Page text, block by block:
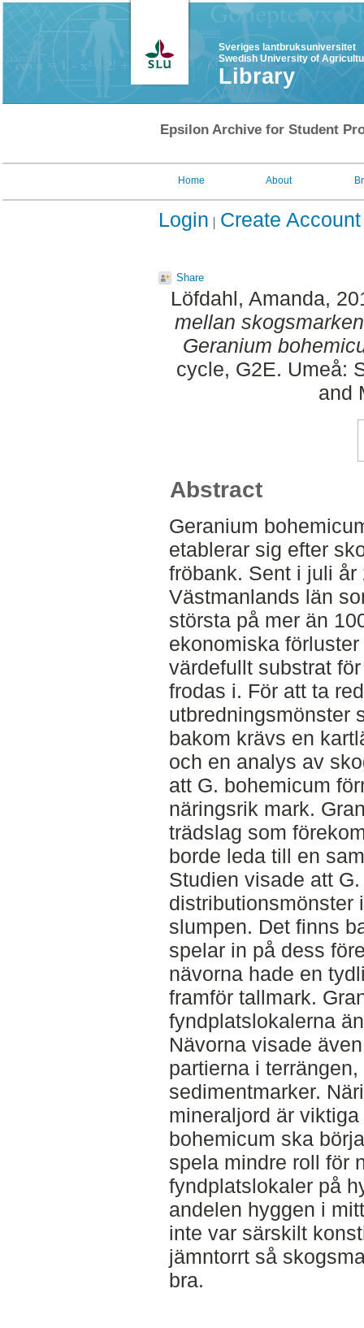
Sveriges lantbruksuniversitet
Swedish University of
Library
Epsilon Archive for Student
Home About
Login Create Account
Share
Löfdahl, Amanda,
mellan
Geranium
cycle, G2E. Umeå:
and
Abstract
Geranium
etablerar sig efter
fröbank. Sent i juli
Västmanlands län
största på mer än
ekonomiska
värdefullt substrat
frodas i. För att ta
utbredningsmönster
bakom krävs en
och en analys av
att G. bohemicum
näringsrik mark.
trädslag som
borde leda till en
Studien visade att
distributionsmönster
slumpen. Det finns
spelar in på dess
nävorna hade en
framför tallmark.
fyndplatslokalerna
Nävorna visade
partierna i
sedimentmarker.
mineraljord är
bohemicum ska
spela mindre roll för
fyndplatslokaler på
andelen hyggen i
inte var särskilt
jämntorrt så
bra.